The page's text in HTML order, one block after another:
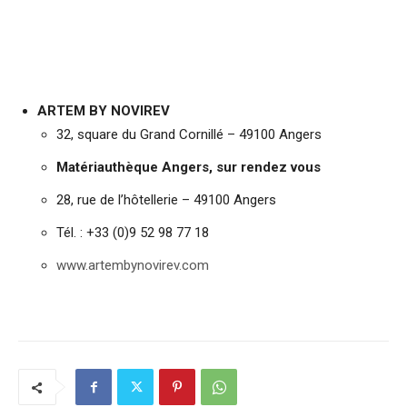
ARTEM BY NOVIREV
32, square du Grand Cornillé – 49100 Angers
Matériauthèque Angers, sur rendez vous
28, rue de l’hôtellerie – 49100 Angers
Tél. : +33 (0)9 52 98 77 18
www.artembynovirev.com